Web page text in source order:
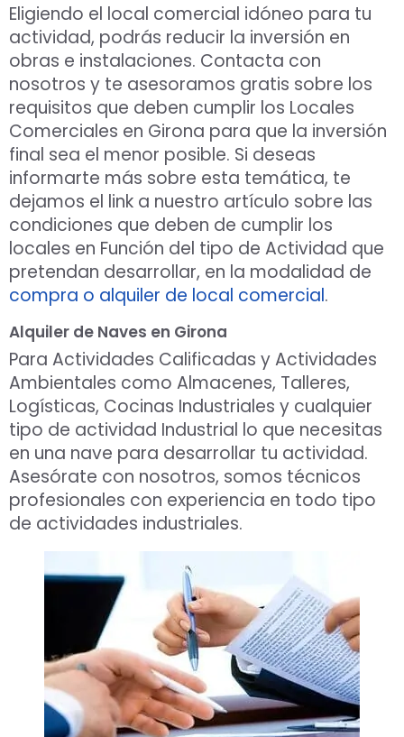
Eligiendo el local comercial idóneo para tu
actividad, podrás reducir la inversión en
obras e instalaciones. Contacta con
nosotros y te asesoramos gratis sobre los
requisitos que deben cumplir los Locales
Comerciales en Girona para que la inversión
final sea el menor posible. Si deseas
informarte más sobre esta temática, te
dejamos el link a nuestro artículo sobre las
condiciones que deben de cumplir los
locales en Función del tipo de Actividad que
pretendan desarrollar, en la modalidad de
compra o alquiler de local comercial.
Alquiler de Naves en Girona
Para Actividades Calificadas y Actividades
Ambientales como Almacenes, Talleres,
Logísticas, Cocinas Industriales y cualquier
tipo de actividad Industrial lo que necesitas
en una nave para desarrollar tu actividad.
Asesórate con nosotros, somos técnicos
profesionales con experiencia en todo tipo
de actividades industriales.